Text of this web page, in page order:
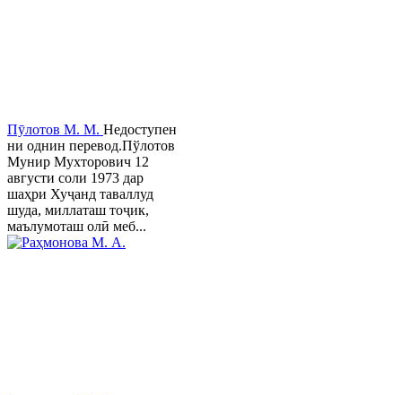
Пӯлотов М. М. Недоступен
ни однин перевод.Пўлотов
Мунир Мухторович 12
августи соли 1973 дар
шаҳри Хуҷанд таваллуд
шуда, миллаташ тоҷик,
маълумоташ олӣ меб...